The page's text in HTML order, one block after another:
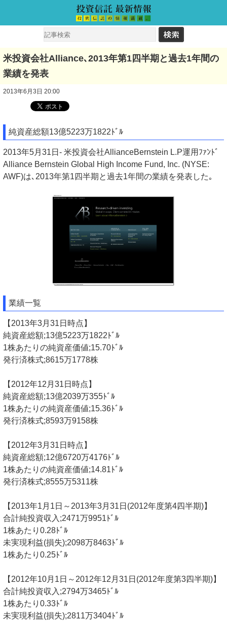
米投資会社Alliance､2013年第1四半期と過去1年間の
業績を発表
2013年6月3日 20:00
純資産総額13億5223万1822ﾄﾞﾙ
2013年5月31日- 米投資会社AllianceBernstein L.P運用ﾌｧﾝﾄﾞ
Alliance Bernstein Global High Income Fund, Inc. (NYSE:
AWF)は､2013年第1四半期と過去1年間の業績を発表した｡
業績一覧
【2013年3月31日時点】
純資産総額;13億5223万1822ﾄﾞﾙ
1株あたりの純資産価値;15.70ﾄﾞﾙ
発行済株式;8615万1778株
【2012年12月31日時点】
純資産総額;13億2039万355ﾄﾞﾙ
1株あたりの純資産価値;15.36ﾄﾞﾙ
発行済株式;8593万9158株
【2012年3月31日時点】
純資産総額;12億6720万4176ﾄﾞﾙ
1株あたりの純資産価値;14.81ﾄﾞﾙ
発行済株式;8555万5311株
【2013年1月1日～2013年3月31日(2012年度第4四半期)】
合計純投資収入;2471万9951ﾄﾞﾙ
1株あたり0.28ﾄﾞﾙ
未実現利益(損失);2098万8463ﾄﾞﾙ
1株あたり0.25ﾄﾞﾙ
【2012年10月1日～2012年12月31日(2012年度第3四半期)】
合計純投資収入;2794万3465ﾄﾞﾙ
1株あたり0.33ﾄﾞﾙ
未実現利益(損失);2811万3404ﾄﾞﾙ